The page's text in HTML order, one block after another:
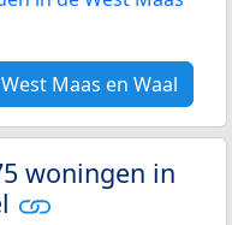
Maas en Waal
woningen in